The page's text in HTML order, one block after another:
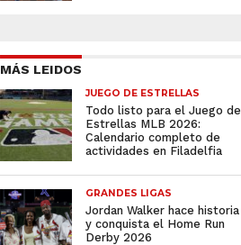
MÁS LEIDOS
JUEGO DE ESTRELLAS
Todo listo para el Juego de
Estrellas MLB 2026:
Calendario completo de
actividades en Filadelfia
GRANDES LIGAS
Jordan Walker hace historia
y conquista el Home Run
Derby 2026